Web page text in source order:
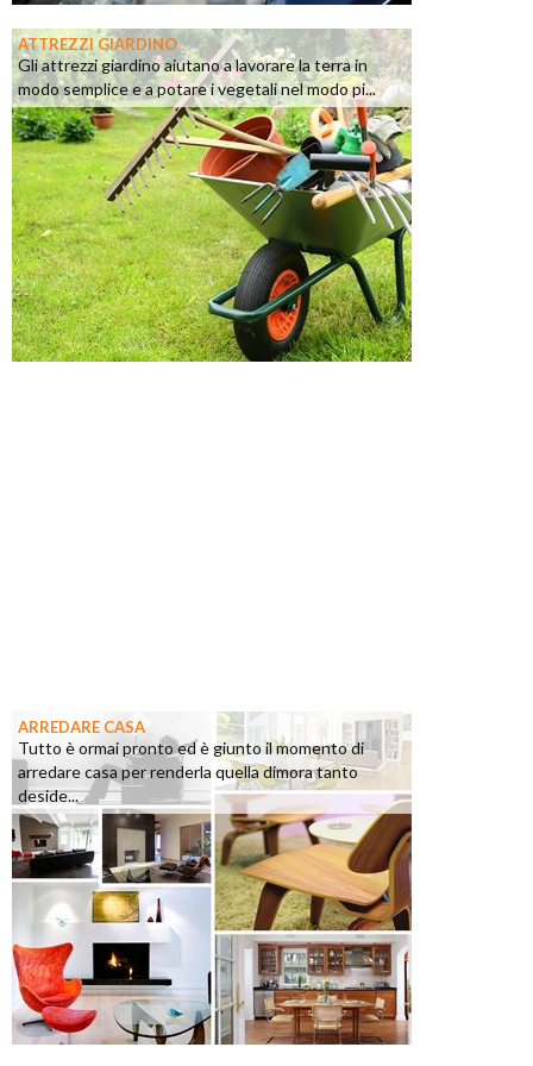
ATTREZZI GIARDINO
Gli attrezzi giardino aiutano a lavorare la terra in
modo semplice e a potare i vegetali nel modo pi...
ARREDARE CASA
Tutto è ormai pronto ed è giunto il momento di
arredare casa per renderla quella dimora tanto
deside...